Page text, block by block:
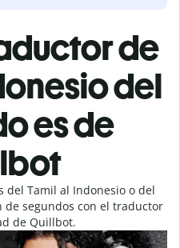
de
del
es de
del Tamil al Indonesio o del
de segundos con el traductor
de Quillbot.